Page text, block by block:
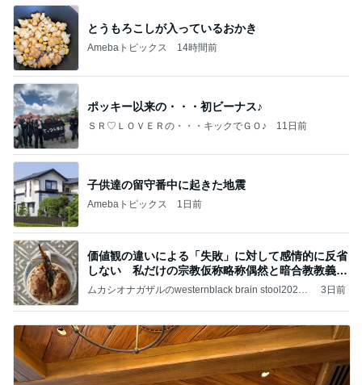
とうもろこしが入っているおかき
Amebaトピックス 14時間前
ポッキー以来の・・・初ビーナス♪
ＳＲ♡ＬＯＶＥＲの・・・キックでＧＯ♪ 11日前
子供達の留守番中に起きた地震
Amebaトピックス 1日前
価値観の違いによる「失敗」に対して感情的に反省
しない 私だけの宗教仮称略称偶然と暗合教教義候
補
ムカシオナガザルのwesternblack brain stool2024
ガザル
3日前